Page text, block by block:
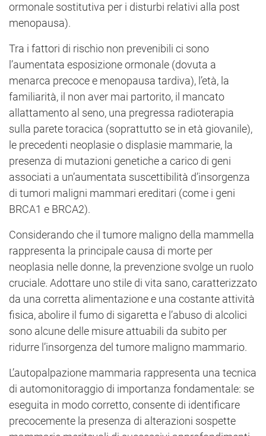
ormonale sostitutiva per i disturbi relativi alla post
menopausa).
Tra i fattori di rischio non prevenibili ci sono
l’aumentata esposizione ormonale (dovuta a
menarca precoce e menopausa tardiva), l’età, la
familiarità, il non aver mai partorito, il mancato
allattamento al seno, una pregressa radioterapia
sulla parete toracica (soprattutto se in età giovanile),
le precedenti neoplasie o displasie mammarie, la
presenza di mutazioni genetiche a carico di geni
associati a un’aumentata suscettibilità d’insorgenza
di tumori maligni mammari ereditari (come i geni
BRCA1 e BRCA2).
Considerando che il tumore maligno della mammella
rappresenta la principale causa di morte per
neoplasia nelle donne, la prevenzione svolge un ruolo
cruciale. Adottare uno stile di vita sano, caratterizzato
da una corretta alimentazione e una costante attività
fisica, abolire il fumo di sigaretta e l’abuso di alcolici
sono alcune delle misure attuabili da subito per
ridurre l’insorgenza del tumore maligno mammario.
L’autopalpazione mammaria rappresenta una tecnica
di automonitoraggio di importanza fondamentale: se
eseguita in modo corretto, consente di identificare
precocemente la presenza di alterazioni sospette